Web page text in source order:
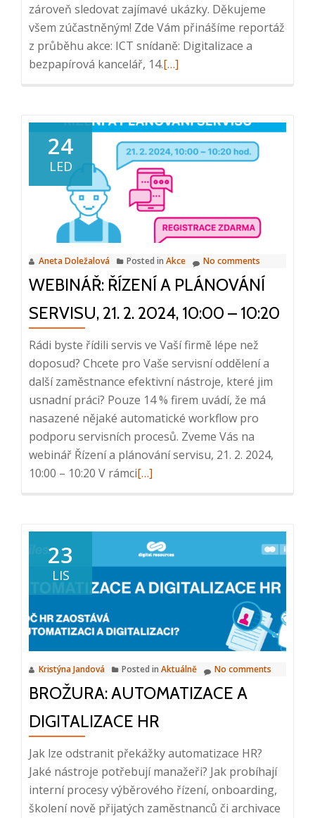
zároveň sledovat zajímavé ukázky. Děkujeme
všem zúčastněným! Zde Vám přinášíme reportáž
z průběhu akce: ICT snídaně: Digitalizace a
bezpapírová kancelář, 14.Read
z
ICT
snídaně:
Digitalizace
a
bezpapírová
kancelář,
14.
3.
[…]
24
LED
Aneta Doležalová Posted in Akce No comments
WEBINÁŘ: ŘÍZENÍ A PLÁNOVÁNÍ
SERVISU, 21. 2. 2024, 10:00 – 10:20
Rádi byste řídili servis ve Vaší firmě lépe než
doposud? Chcete pro Vaše servisní oddělení a
další zaměstnance efektivní nástroje, které jim
usnadní práci? Pouze 14 % firem uvádí, že má
nasazené nějaké automatické workflow pro
podporu servisních procesů. Zveme Vás na
webinář Řízení a plánování servisu, 21. 2. 2024,
10:00 – 10:20 V rámciRead
Řízení
a
plánování
2.
2024,
10:00
–
[…]
23
LIS
Kristýna Jandová Posted in Aktuálně No comments
BROŽURA: AUTOMATIZACE A
DIGITALIZACE HR
Jak lze odstranit překážky automatizace HR?
Jaké nástroje potřebují manažeři? Jak probíhají
interní procesy výběrového řízení, onboarding,
školení nově přijatých zaměstnanců či archivace